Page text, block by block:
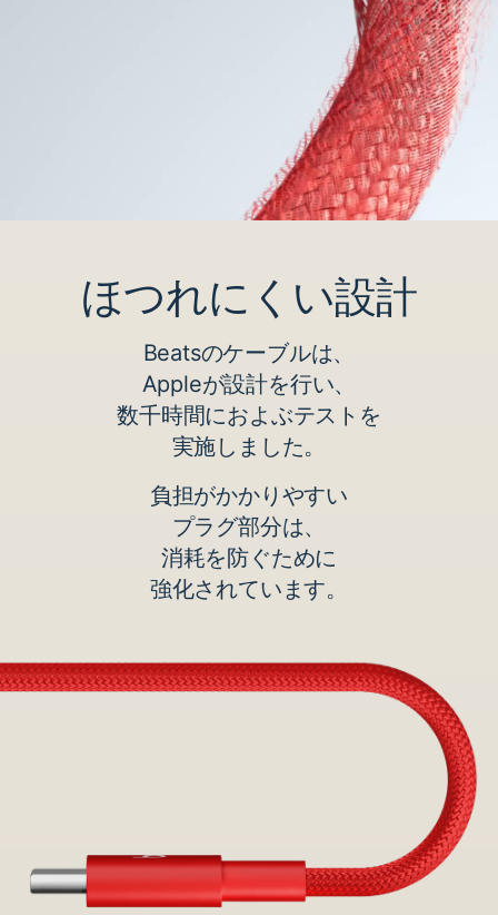
ほつれに​​くい設計
Beatsの​​ケーブルは、
Appleが​​設計を​​行い、
数千時間に​​およぶ​​テストを
実施しました。
負担が​​かかりやすい
プラグ部分は、
消耗を​​防ぐ​​ために
強化されています。